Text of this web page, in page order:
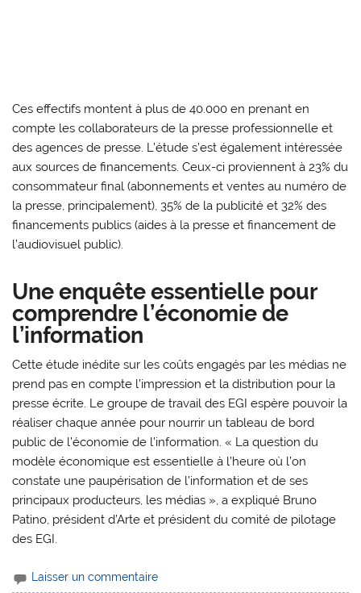
Ces effectifs montent à plus de 40.000 en prenant en
compte les collaborateurs de la presse professionnelle et
des agences de presse. L’étude s’est également intéressée
aux sources de financements. Ceux-ci proviennent à 23% du
consommateur final (abonnements et ventes au numéro de
la presse, principalement), 35% de la publicité et 32% des
financements publics (aides à la presse et financement de
l’audiovisuel public).
Une enquête essentielle pour
comprendre l’économie de
l’information
Cette étude inédite sur les coûts engagés par les médias ne
prend pas en compte l’impression et la distribution pour la
presse écrite. Le groupe de travail des EGI espère pouvoir la
réaliser chaque année pour nourrir un tableau de bord
public de l’économie de l’information. « La question du
modèle économique est essentielle à l’heure où l’on
constate une paupérisation de l’information et de ses
principaux producteurs, les médias », a expliqué Bruno
Patino, président d’Arte et président du comité de pilotage
des EGI.
Laisser un commentaire